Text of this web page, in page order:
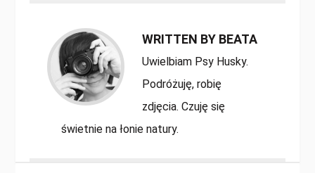
WRITTEN BY BEATA
Uwielbiam Psy Husky.
Podróżuję, robię
zdjęcia. Czuję się
świetnie na łonie natury.